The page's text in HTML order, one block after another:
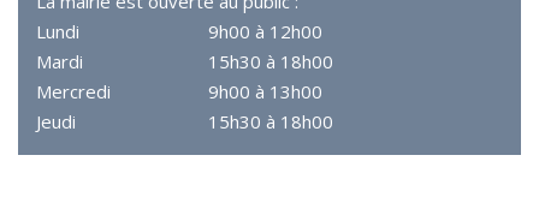
Lundi
9h00 à 12h00
Mardi
15h30 à 18h00
Mercredi
9h00 à 13h00
Jeudi
15h30 à 18h00